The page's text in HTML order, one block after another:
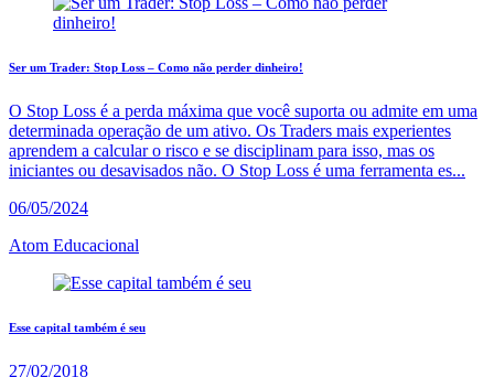
Ser um Trader: Stop Loss – Como não perder dinheiro!
O Stop Loss é a perda máxima que você suporta ou admite em uma
determinada operação de um ativo. Os Traders mais experientes
aprendem a calcular o risco e se disciplinam para isso, mas os
iniciantes ou desavisados não. O Stop Loss é uma ferramenta es...
06/05/2024
Atom Educacional
Esse capital também é seu
27/02/2018